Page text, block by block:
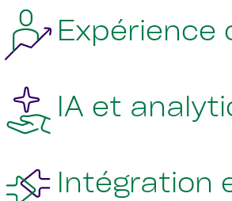
Expérience
IA et
Intégration